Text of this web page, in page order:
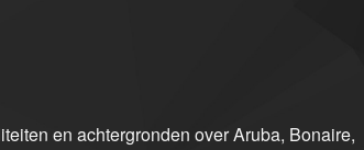
en achtergronden over Aruba, Bonaire,